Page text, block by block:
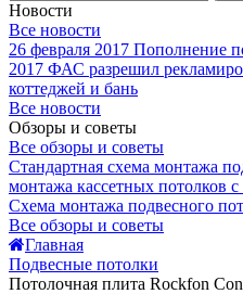
Новости
Все новости
26 февраля 2017 Пополнение
2017 ФАС разрешил
коттеджей и бань
Все новости
Обзоры и советы
Все обзоры и советы
Стандартная схема монтажа
монтажа кассетных потолков
Схема монтажа подвесного
Все обзоры и советы
Главная
Подвесные потолки
Потолочная плита Rockfon